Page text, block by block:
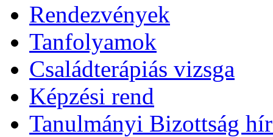
Rendezvények
Tanfolyamok
Családterápiás vizsga
Képzési rend
Tanulmányi Bizottság